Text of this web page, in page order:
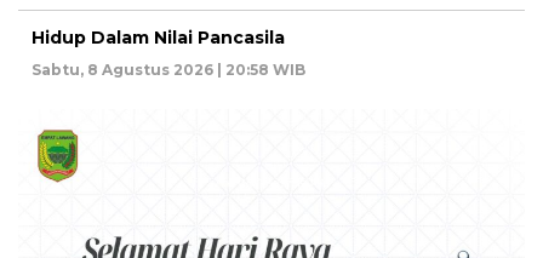
Hidup Dalam Nilai Pancasila
Sabtu, 8 Agustus 2026 | 20:58 WIB